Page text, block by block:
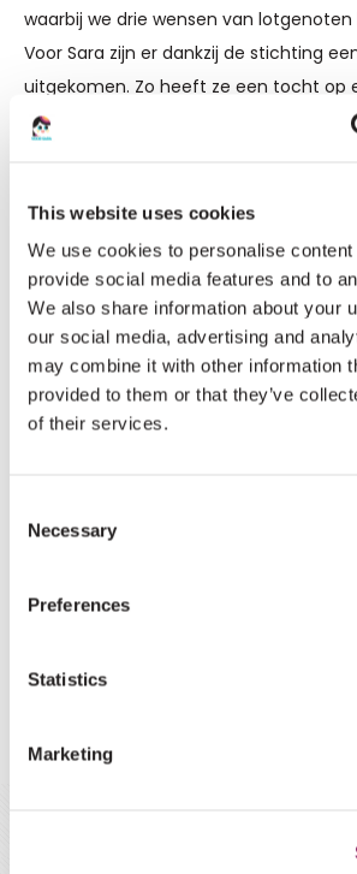
This website uses cookies
We use cookies to personalise
provide social media features and to
We also share information about your
our social media, advertising and
may combine it with other information
provided to them or that they’ve
of their services.
Selection
Necessary
Preferences
Statistics
Marketing
waarbij we drie wensen van
Voor Sara zijn er dankzij de stichting
uitgekomen. Zo heeft ze een tocht op
Davidson motor gemaakt, heeft ze
videoreeks. Nu willen we ook anderen
spierziekte eens in het zonnetje
over de wensen van lotgenotenen
deze uit te laten komen.
DELEN OP SOCIAL
BEKIJK MEER